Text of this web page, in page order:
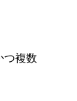
つ複数